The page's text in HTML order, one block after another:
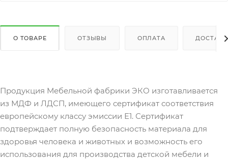
О ТОВАРЕ ОТЗЫВЫ ОПЛАТА
Продукция Мебельной фабрики ЭКО изготавливается
из МДФ и ЛДСП, имеющего сертификат соответствия
европейскому классу эмиссии Е1. Сертификат
подтверждает полную безопасность материала для
здоровья человека и животных и возможность его
использования для производства детской мебели и